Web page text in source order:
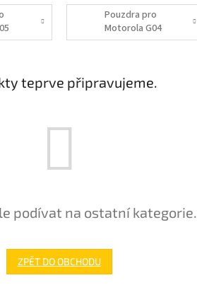
Pouzdra pro
Motorola G04
teprve připravujeme.
podívat na ostatní kategorie.
ZPĚT DO OBCHODU